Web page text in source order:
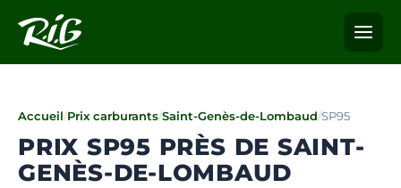
Accueil/Prix carburants/Saint-Genès-de-Lombaud/SP95
PRIX SP95 PRÈS DE SAINT-
GENÈS-DE-LOMBAUD